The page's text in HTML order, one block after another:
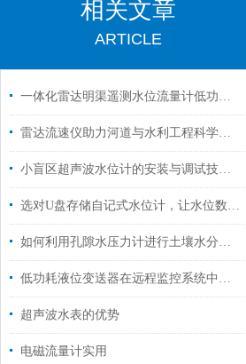
相关文章
ARTICLE
一体化雷达明渠遥测水位流量计低功耗设计在太阳能供电中的应用
雷达流速仪助力河道与水利工程科学管理
小盲区超声波水位计的安装与调试技巧分析
选对U盘存储自记式水位计，让水位数据采集更省心
如何利用孔隙水压力计进行土壤水分分析？
低功耗液位变送器在远程监控系统中的应用
超声波水表的优势
电磁流量计实用